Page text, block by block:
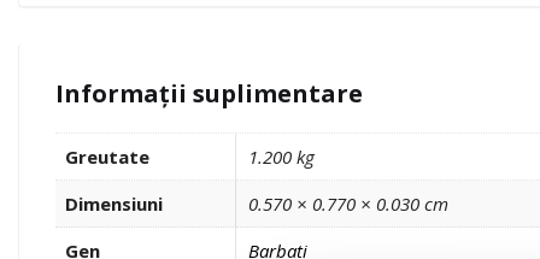
Informații suplimentare
Greutate
1.200 kg
Dimensiuni
0.570 × 0.770 × 0.030 cm
Gen
Barbati